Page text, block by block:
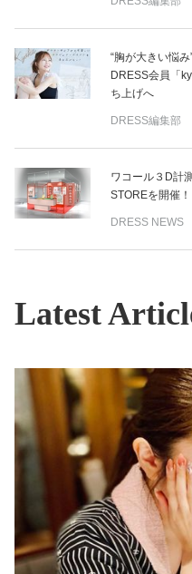
“胸が大きい悩
DRESS会員「
ち上げへ
DRESS編集部
ワコール３D計
STOREを開催
DRESS NEWS
Latest